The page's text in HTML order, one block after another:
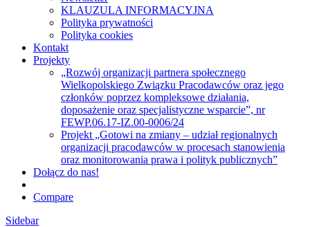
KLAUZULA INFORMACYJNA
Polityka prywatności
Polityka cookies
Kontakt
Projekty
„Rozwój organizacji partnera społecznego
Wielkopolskiego Związku Pracodawców oraz jego
członków poprzez kompleksowe działania,
doposażenie oraz specjalistyczne wsparcie”, nr
FEWP.06.17-IZ.00-0006/24
Projekt „Gotowi na zmiany – udział regionalnych
organizacji pracodawców w procesach stanowienia
oraz monitorowania prawa i polityk publicznych”
Dołącz do nas!
Compare
Sidebar